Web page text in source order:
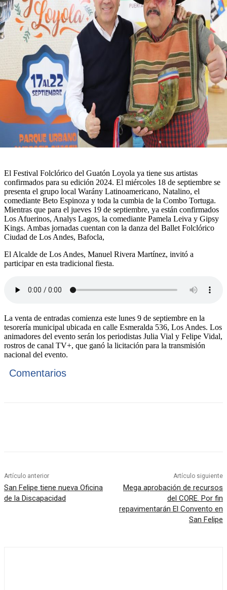
El Festival Folclórico del Guatón Loyola ya tiene sus artistas
confirmados para su edición 2024. El miércoles 18 de septiembre se
presenta el grupo local Warány Latinoamericano, Natalino, el
comediante Beto Espinoza y toda la cumbia de la Combo Tortuga.
Mientras que para el jueves 19 de septiembre, ya están confirmados
Los Afuerinos, Analys Lagos, la comediante Pamela Leiva y Gipsy
Kings. Ambas jornadas cuentan con la danza del Ballet Folclórico
Ciudad de Los Andes, Bafocla,
El Alcalde de Los Andes, Manuel Rivera Martínez, invitó a
participar en esta tradicional fiesta.
La venta de entradas comienza este lunes 9 de septiembre en la
tesorería municipal ubicada en calle Esmeralda 536, Los Andes. Los
animadores del evento serán los periodistas Julia Vial y Felipe Vidal,
rostros de canal TV+, que ganó la licitación para la transmisión
nacional del evento.
Comentarios
Artículo anterior
San Felipe tiene nueva Oficina
de la Discapacidad
Artículo siguiente
Mega aprobación de recursos
del CORE. Por fin
repavimentarán El Convento en
San Felipe